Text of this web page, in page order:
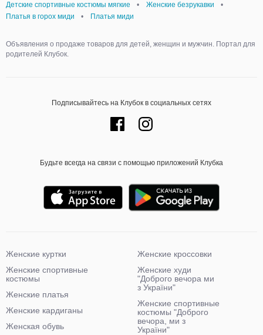
Детские спортивные костюмы мягкие
• Женские безрукавки
•
Платья в горох миди
• Платья миди
Объявления о продаже товаров для детей, женщин и мужчин. Портал для
родителей Клубок.
Подписывайтесь на Клубок в социальных сетях
Будьте всегда на связи с помощью приложений Клубка
Женские куртки
Женские спортивные
костюмы
Женские платья
Женские кардиганы
Женская обувь
Женские кроссовки
Женские худи
"Доброго вечора ми
з України"
Женские спортивные
костюмы "Доброго
вечора, ми з
України"